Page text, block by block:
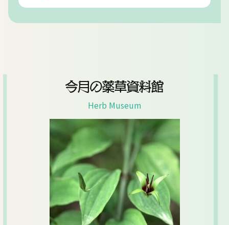
今月の薬草資料館
Herb Museum